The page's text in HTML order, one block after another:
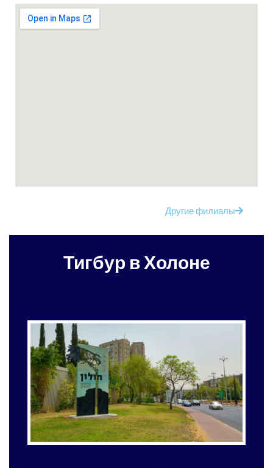
Другие филиалы
Тигбур в Холоне